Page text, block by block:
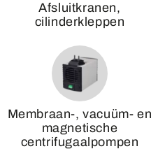
Afsluitkranen,
cilinderkleppen
Membraan-, vacuüm- en
magnetische
centrifugaalpompen